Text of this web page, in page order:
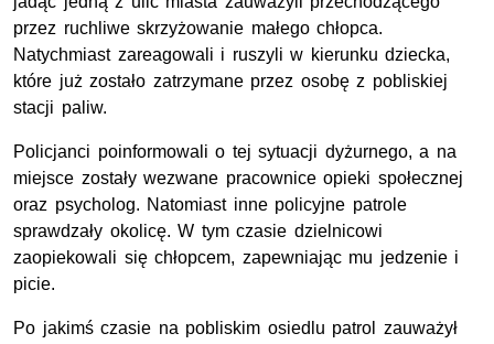
przez ruchliwe skrzyżowanie małego chłopca.
Natychmiast zareagowali i ruszyli w kierunku dziecka,
które już zostało zatrzymane przez osobę z pobliskiej
stacji paliw.
Policjanci poinformowali o tej sytuacji dyżurnego, a na
miejsce zostały wezwane pracownice opieki społecznej
oraz psycholog. Natomiast inne policyjne patrole
sprawdzały okolicę. W tym czasie dzielnicowi
zaopiekowali się chłopcem, zapewniając mu jedzenie i
picie.
Po jakimś czasie na pobliskim osiedlu patrol zauważył